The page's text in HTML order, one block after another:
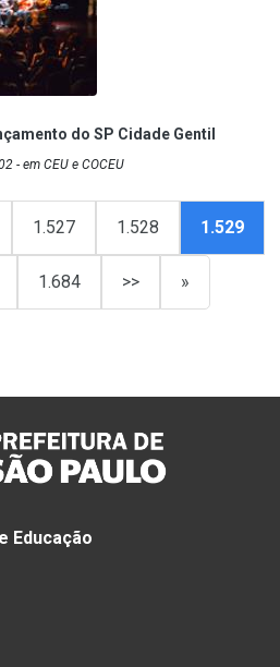
do SP Cidade Gentil
- em CEU e COCEU
1.527 1.528 1.529
1.684 >> »
Educação